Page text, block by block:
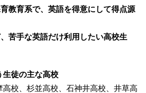
教育系で、英語を得意にして得点源
苦手な英語だけ利用したい高校生
生徒の主な高校
高校、杉並高校、石神井高校、井草高